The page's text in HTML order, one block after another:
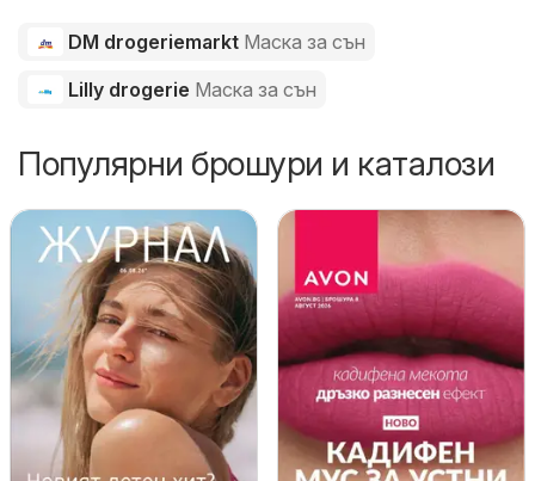
DM drogeriemarkt Маска за сън
Lilly drogerie Маска за сън
Популярни брошури и каталози